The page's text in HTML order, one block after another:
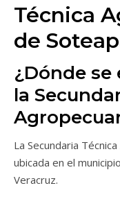
Técnica
de
¿Dónde
la
La Secundaria
ubicada en el
Veracruz.